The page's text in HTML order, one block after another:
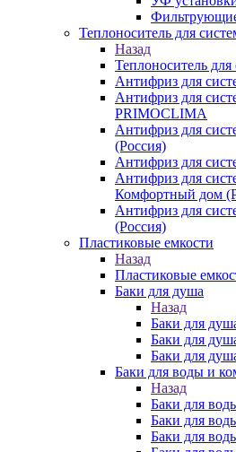
Теплоноситель для
Назад
Теплоноситель
Антифриз для
Антифриз для
PRIMOCLIMA
Антифриз для
(Россия)
Антифриз для
Антифриз для
Комфортный дом
Антифриз для
(Россия)
Пластиковые емкости
Назад
Пластиковые
Баки для душа
Назад
Баки для
Баки для
Баки для
Баки для воды и
Назад
Баки для
Баки для
Баки для